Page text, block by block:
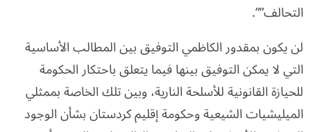
التحالف””.
لن يكون بمقدور الكاظمي التوفيق بين المطالب الأساسية
التي لا يمكن التوفيق بينها فيما يتعلق باحتكار الحكومة
للحيازة القانونية للأسلحة النارية، وبين تلك الخاصة بممثلي
الميليشيات الشيعية وحكومة إقليم كردستان بشأن الوجود